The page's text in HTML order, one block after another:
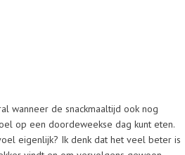
wanneer de snackmaaltijd ook nog
op een doordeweekse dag kunt eten.
eigenlijk? Ik denk dat het veel beter is